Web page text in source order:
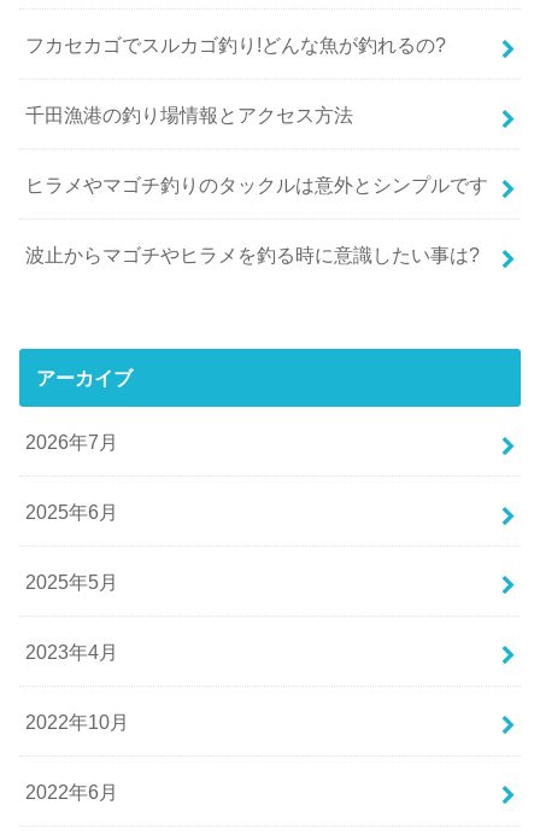
フカセカゴでスルカゴ釣り!どんな魚が釣れるの?
千田漁港の釣り場情報とアクセス方法
ヒラメやマゴチ釣りのタックルは意外とシンプルです
波止からマゴチやヒラメを釣る時に意識したい事は?
アーカイブ
2026年7月
2025年6月
2025年5月
2023年4月
2022年10月
2022年6月